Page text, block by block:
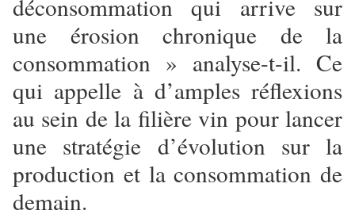
déconsommation qui arrive sur
une érosion chronique de la
consommation » analyse-t-il. Ce
qui appelle à d’amples réflexions
au sein de la filière vin pour lancer
une stratégie d’évolution sur la
production et la consommation de
demain.